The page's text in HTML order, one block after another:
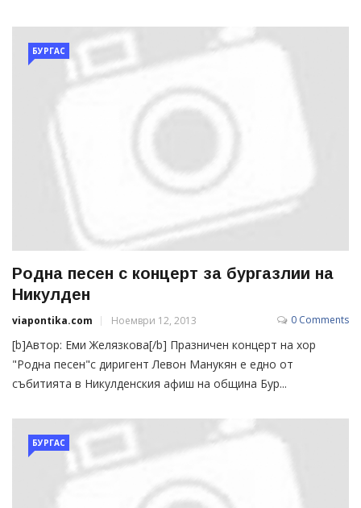
БУРГАС
Родна песен с концерт за бургазлии на
Никулден
viapontika.com Ноември 12, 2013 0 Comments
[b]Автор: Еми Желязкова[/b] Празничен концерт на хор
"Родна песен"с диригент Левон Манукян е едно от
събитията в Никулденския афиш на община Бур...
БУРГАС